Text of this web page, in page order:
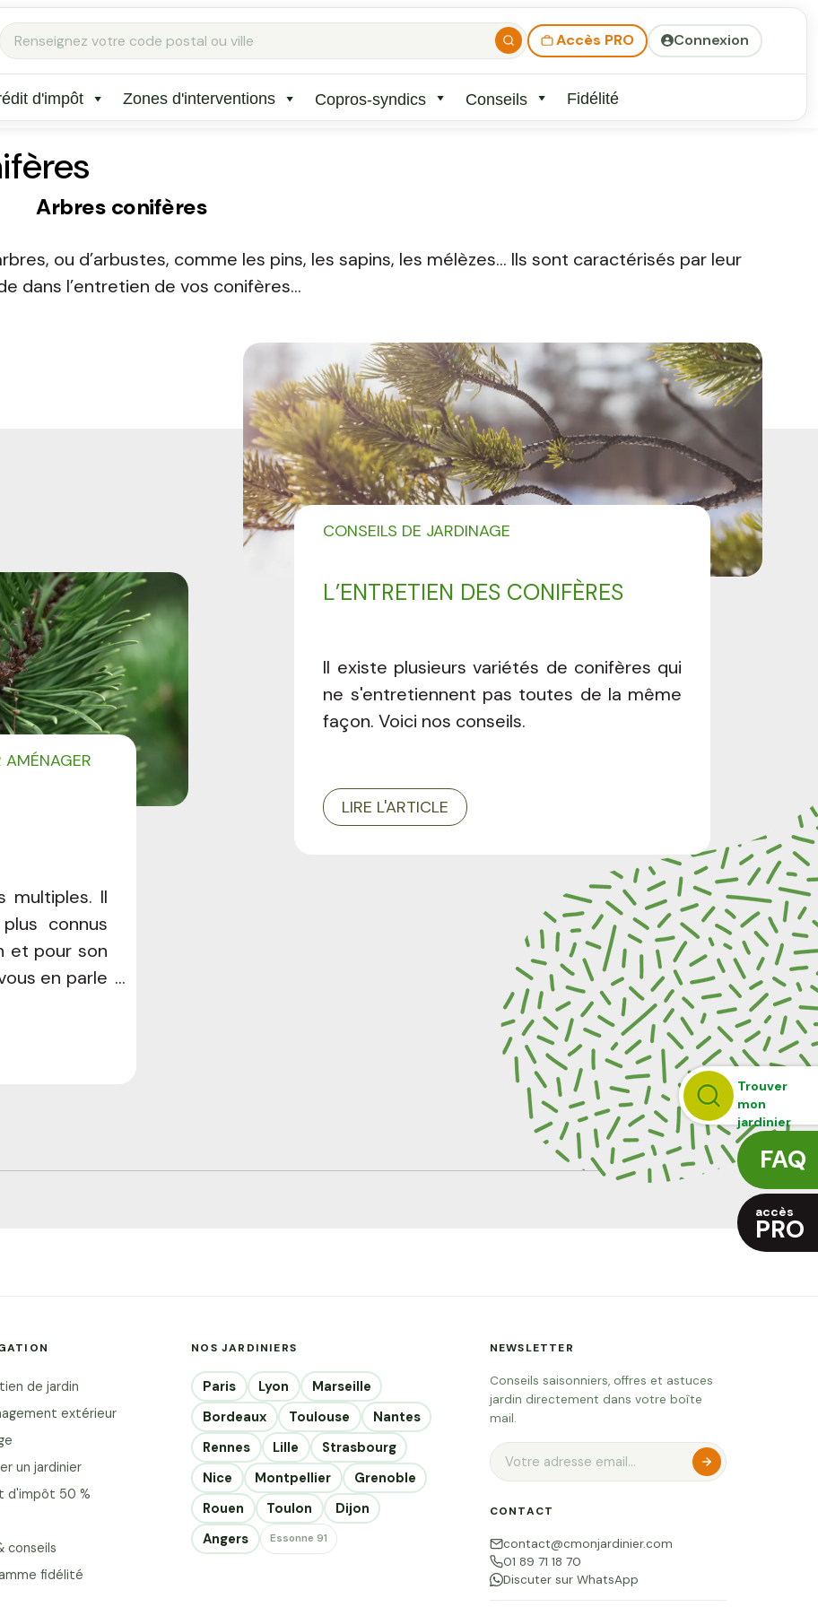
Rechercher
:
Accès PRO Connexion
d'impôt Zones d'interventions Copros-syndics Conseils Fidélité
Trouver
mon
jardinier
FAQ
accès
PRO
Arbres conifères
ou d’arbustes, comme les pins, les sapins, les mélèzes… Ils sont caractérisés par leur
dans l’entretien de vos conifères…
AMÉNAGER
multiples. Il
connus
et pour son
en parle
L’ENTRETIEN DES CONIFÈRES
CONSEILS DE JARDINAGE
Il existe plusieurs variétés de conifères qui
ne s'entretiennent pas toutes de la même
façon. Voici nos conseils.
LIRE L'ARTICLE
de jardin
extérieur
un jardinier
d'impôt 50 %
conseils
fidélité
NOS JARDINIERS
Paris Lyon
Marseille
Bordeaux
Toulouse
Nantes
Rennes
Lille
Strasbourg
Nice
Montpellier
Grenoble
Rouen
Toulon
Dijon
Angers
Essonne 91
NEWSLETTER
Conseils saisonniers, offres et astuces
jardin directement dans votre boîte
mail.
CONTACT
contact@cmonjardinier.com
01 89 71 18 70
Discuter sur WhatsApp